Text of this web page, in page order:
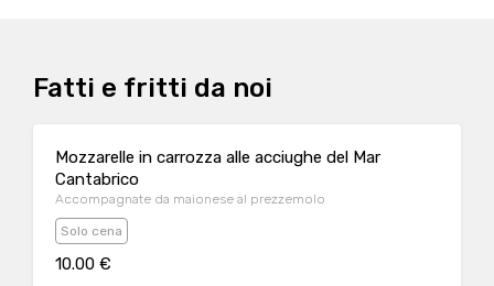
Fatti e fritti da noi
Mozzarelle in carrozza alle acciughe del Mar
Cantabrico
Accompagnate da maionese al prezzemolo
Solo cena
10.00 €